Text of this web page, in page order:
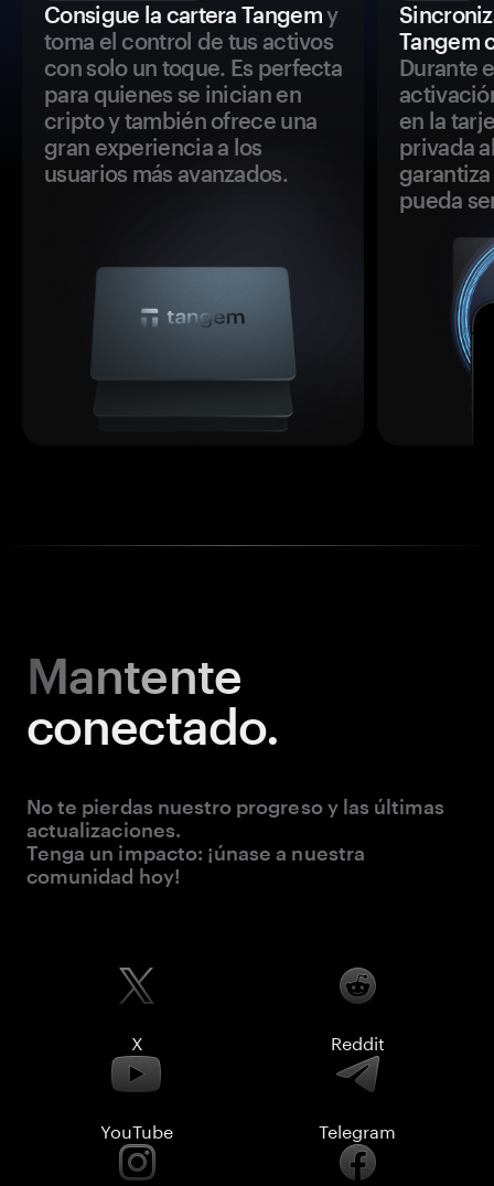
Consigue la cartera Tangemy
toma el control de tus activos
con solo un toque. Es perfecta
para quienes se inician en
cripto y también ofrece una
gran experiencia a los
usuarios más avanzados.
Tangem
Durante
en la
privada
pueda
Mantente
conectado.
No te pierdas nuestro progreso y las últimas
actualizaciones.
Tenga un impacto: ¡únase a nuestra
comunidad hoy!
X Reddit
YouTube Telegram